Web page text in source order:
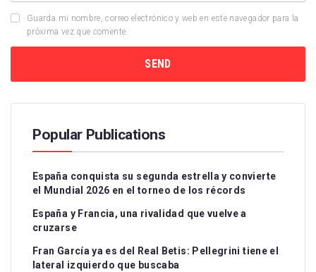
Guarda mi nombre, correo electrónico y web en este navegador para la
próxima vez que comente.
Popular Publications
España conquista su segunda estrella y convierte
el Mundial 2026 en el torneo de los récords
España y Francia, una rivalidad que vuelve a
cruzarse
Fran García ya es del Real Betis: Pellegrini tiene el
lateral izquierdo que buscaba